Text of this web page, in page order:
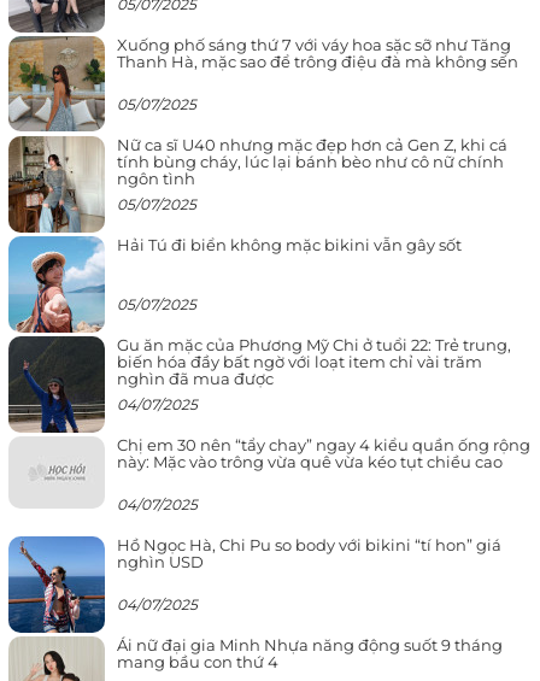
05/07/2025
Xuống phố sáng thứ 7 với váy hoa sặc sỡ như Tăng
Thanh Hà, mặc sao để trông điệu đà mà không sến
05/07/2025
Nữ ca sĩ U40 nhưng mặc đẹp hơn cả Gen Z, khi cá
tính bùng cháy, lúc lại bánh bèo như cô nữ chính
ngôn tình
05/07/2025
Hải Tú đi biển không mặc bikini vẫn gây sốt
05/07/2025
Gu ăn mặc của Phương Mỹ Chi ở tuổi 22: Trẻ trung,
biến hóa đầy bất ngờ với loạt item chỉ vài trăm
nghìn đã mua được
04/07/2025
Chị em 30 nên “tẩy chay” ngay 4 kiểu quần ống rộng
này: Mặc vào trông vừa quê vừa kéo tụt chiều cao
04/07/2025
Hồ Ngọc Hà, Chi Pu so body với bikini “tí hon” giá
nghìn USD
04/07/2025
Ái nữ đại gia Minh Nhựa năng động suốt 9 tháng
mang bầu con thứ 4